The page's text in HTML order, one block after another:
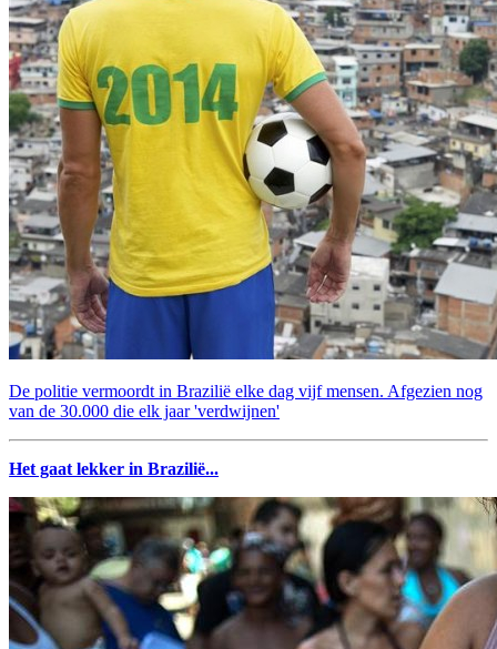
De politie vermoordt in Brazilië elke dag vijf mensen. Afgezien nog
van de 30.000 die elk jaar 'verdwijnen'
Het gaat lekker in Brazilië...